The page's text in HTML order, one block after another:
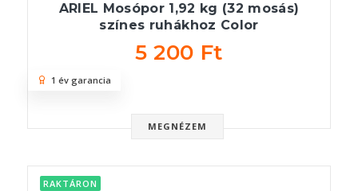
ARIEL Mosópor 1,92 kg (32 mosás)
színes ruhákhoz Color
5 200 Ft
MEGNÉZEM
1 év garancia
RAKTÁRON